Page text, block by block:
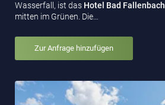
Wasserfall, ist das Hotel Bad Fallenbach
mitten im Grünen. Die…
Zur Anfrage hinzufügen